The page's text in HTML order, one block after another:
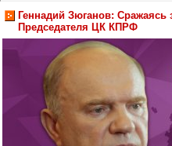
Геннадий Зюганов: Сражаясь
Председателя ЦК КПРФ